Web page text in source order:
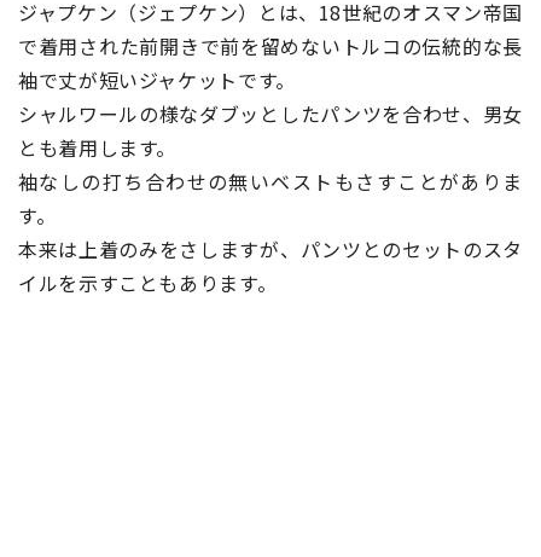
ジャプケン（ジェプケン）とは、18世紀のオスマン帝国
で着用された前開きで前を留めないトルコの伝統的な長
袖で丈が短いジャケットです。
シャルワールの様なダブッとしたパンツを合わせ、男女
とも着用します。
袖なしの打ち合わせの無いベストもさすことがありま
す。
本来は上着のみをさしますが、パンツとのセットのスタ
イルを示すこともあります。